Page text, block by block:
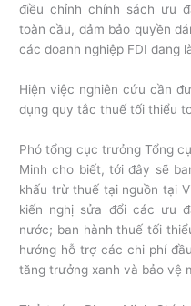
điều chỉnh chính sách ưu
toàn cầu, đảm bảo quyền
các doanh nghiệp FDI đang
Hiện việc nghiên cứu cần
dụng quy tắc thuế tối thiểu
Phó tổng cục trưởng Tổng
Minh cho biết, tới đây sẽ
khấu trừ thuế tại nguồn tại
kiến nghị sửa đổi các ưu
nước; ban hành thuế tối
hướng hỗ trợ các chi phí
tăng trưởng xanh và bảo vệ